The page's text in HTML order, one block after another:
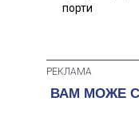
порти